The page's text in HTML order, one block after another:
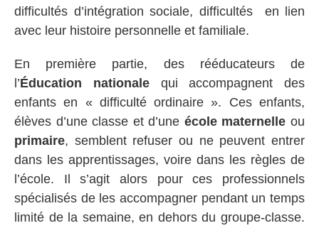
difficultés d’intégration sociale, difficultés en lien
avec leur histoire personnelle et familiale.
En première partie, des rééducateurs de
l’Éducation nationalequi accompagnent des
enfants en « difficulté ordinaire ». Ces enfants,
élèves d’une classe et d’une école maternelle ou
primaire, semblent refuser ou ne peuvent entrer
dans les apprentissages, voire dans les règles de
l’école. Il s’agit alors pour ces professionnels
spécialisés de les accompagner pendant un temps
limité de la semaine, en dehors du groupe-classe.